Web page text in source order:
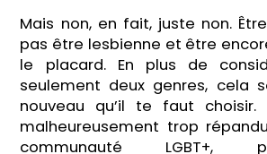
Mais non, en fait, juste non.
pas être lesbienne et être
le placard. En plus de
seulement deux genres, cela
nouveau qu’il te faut choisir.
malheureusement trop
communauté LGBT+,